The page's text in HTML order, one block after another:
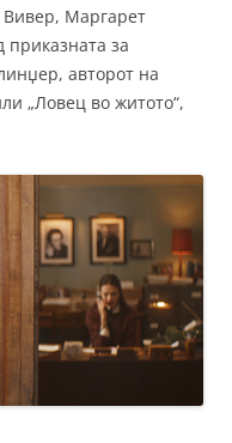
Вивер, Маргарет
приказната за
авторот на
„Ловец во житото“,